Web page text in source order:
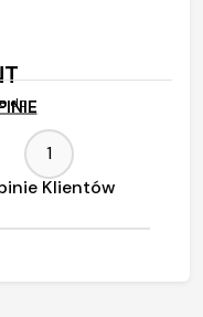
do
1
Klientów
kolejny